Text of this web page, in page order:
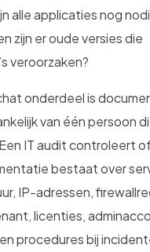
alle applicaties nog
zijn er oude versies die
veroorzaken?
onderdeel is
van één persoon
IT audit controleert
bestaat over
IP-adressen,
licenties,
procedures bij